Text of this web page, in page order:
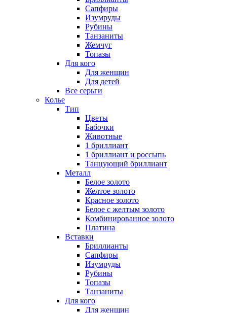
Сапфиры
Изумруды
Рубины
Танзаниты
Жемчуг
Топазы
Для кого
Для женщин
Для детей
Все серьги
Колье
Тип
Цветы
Бабочки
Животные
1 бриллиант
1 бриллиант и россыпь
Танцующий бриллиант
Металл
Белое золото
Желтое золото
Красное золото
Белое с желтым золото
Комбинированное золото
Платина
Вставки
Бриллианты
Сапфиры
Изумруды
Рубины
Топазы
Танзаниты
Для кого
Для женщин